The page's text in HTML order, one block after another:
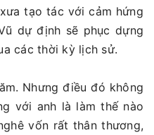
tạo tác với cảm hứng
dự định sẽ phục dựng
các thời kỳ lịch sử.
Nhưng điều đó không
với anh là làm thế nào
vốn rất thân thương,